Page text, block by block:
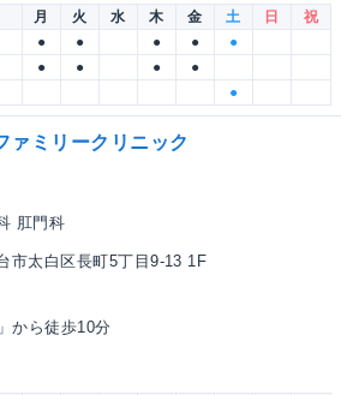
月 火 水 木 金 土 日
祝
● ● ● ●
●
● ● ●
●
●
ァミリークリニック
肛門科
市太白区長町5丁目9-13 1F
から徒歩10分